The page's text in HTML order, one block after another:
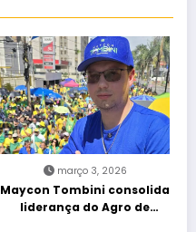
março 3, 2026
Maycon Tombini consolida
liderança do Agro de